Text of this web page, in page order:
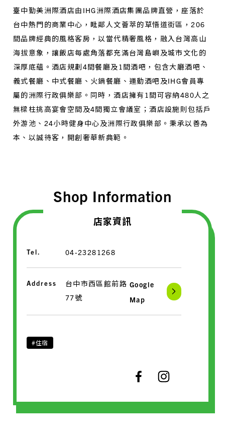
臺中勤美洲際酒店由IHG洲際酒店集團品牌直營，座落於
台中熱門的商業中心，毗鄰人文薈萃的草悟道街區，206
間品牌經典的風格客房，以當代精奢風格，融入台灣高山
海拔意象，讓飯店每處角落都充滿台灣島嶼及城市文化的
深厚底蘊。酒店規劃4間餐廳及1間酒吧，包含大廳酒吧、
義式餐廳、中式餐廳、火鍋餐廳、運動酒吧及IHG會員專
屬的洲際行政俱樂部。同時，酒店擁有1間可容納480人之
無樑柱挑高宴會空間及4間獨立會議室；酒店設施則包括戶
外游池、24小時健身中心及洲際行政俱樂部。秉承以善為
本、以誠待客，開創奢華新典範。
Shop Information
店家資訊
Tel. 04-23281268
Address
台中市西區館前路
77號
Google
Map
#住宿